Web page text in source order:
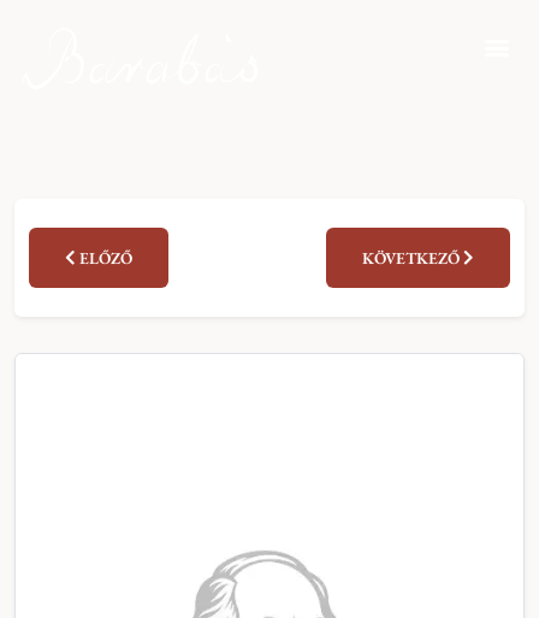
ELŐZŐ KÖVETKEZŐ